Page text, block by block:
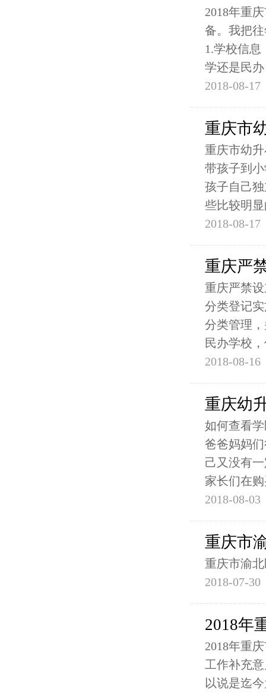
2018年重
备。我把
1.学校信
学还是民办
2018-08-17
重庆市
重庆市幼
带孩子到
孩子自己
些比较明
2018-08-17
重庆严
重庆严禁
分类登记
分类管理
民办学校
2018-08-16
重庆幼
如何查看
爸爸妈妈
己又没有
家长们在
2018-08-03
重庆市
重庆市渝
2018-07-30
2018年
2018年重
工作补充
以说是迄